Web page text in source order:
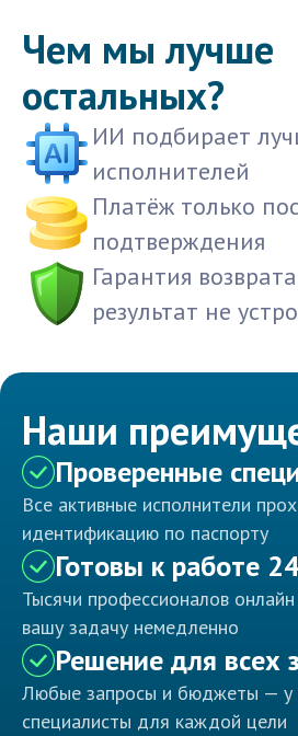
Чем мы лучше
остальных?
ИИ подбирает
исполнителей
Платёж только
подтверждения
Гарантия
результат не
Наши
Проверенные
Все активные исполнители
идентификацию по паспорту
Готовы к работе
Тысячи профессионалов
вашу задачу немедленно
Решение для всех
Любые запросы и бюджеты — у
специалисты для каждой цели